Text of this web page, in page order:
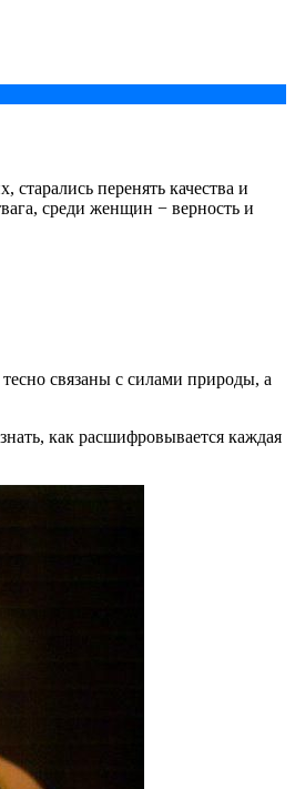
перенять качества и
среди женщин − верность и
связаны с силами природы, а
как расшифровывается каждая